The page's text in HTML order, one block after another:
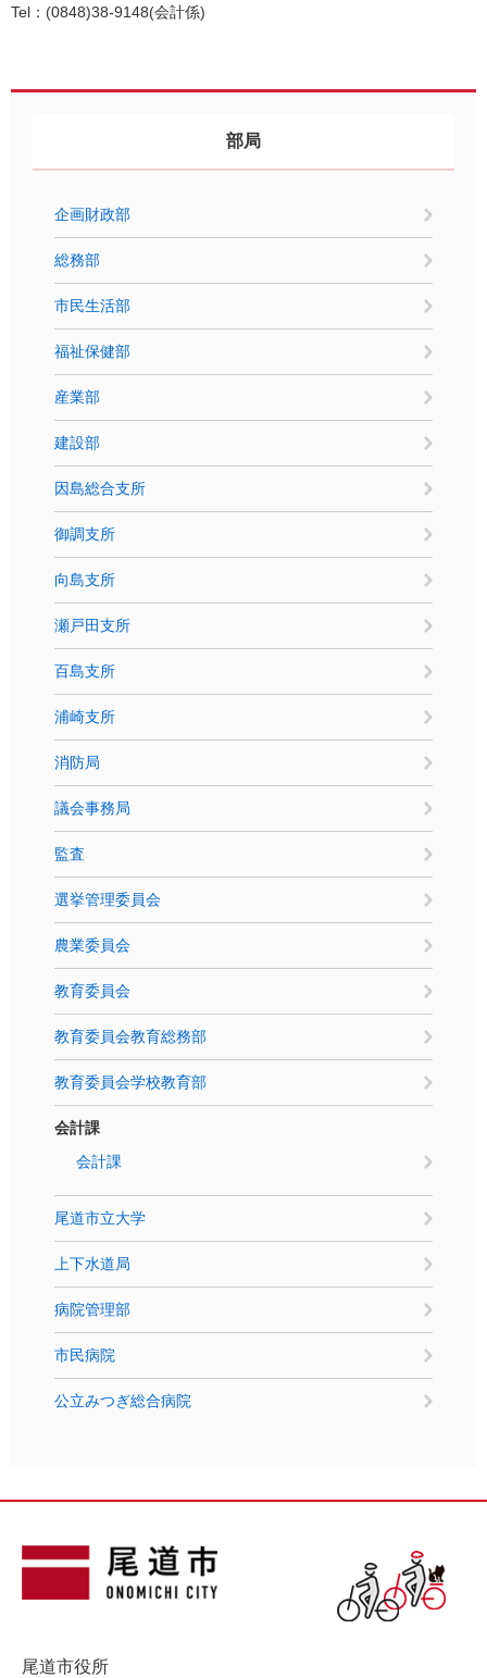
Tel：(0848)38-9148 会計係
部局
企画財政部
総務部
市民生活部
福祉保健部
産業部
建設部
因島総合支所
御調支所
向島支所
瀬戸田支所
百島支所
浦崎支所
消防局
議会事務局
監査
選挙管理委員会
農業委員会
教育委員会
教育委員会教育総務部
教育委員会学校教育部
会計課
会計課
尾道市立大学
上下水道局
病院管理部
市民病院
公立みつぎ総合病院
尾道市役所